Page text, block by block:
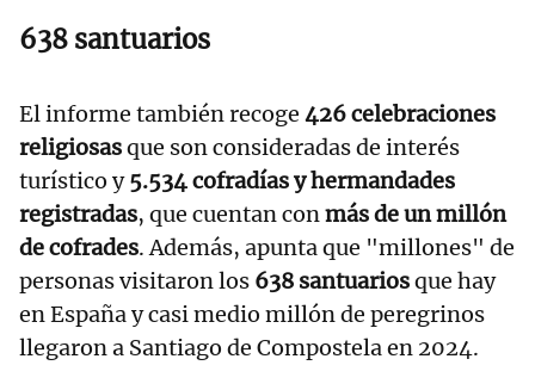
638 santuarios
El informe también recoge 426 celebraciones
religiosasque son consideradas de interés
turístico y5.534 cofradías y hermandades
registradas, que cuentan conmás de un millón
de cofrades. Además, apunta que "millones" de
personas visitaron los 638 santuariosque hay
en España y casi medio millón de peregrinos
llegaron a Santiago de Compostela en 2024.